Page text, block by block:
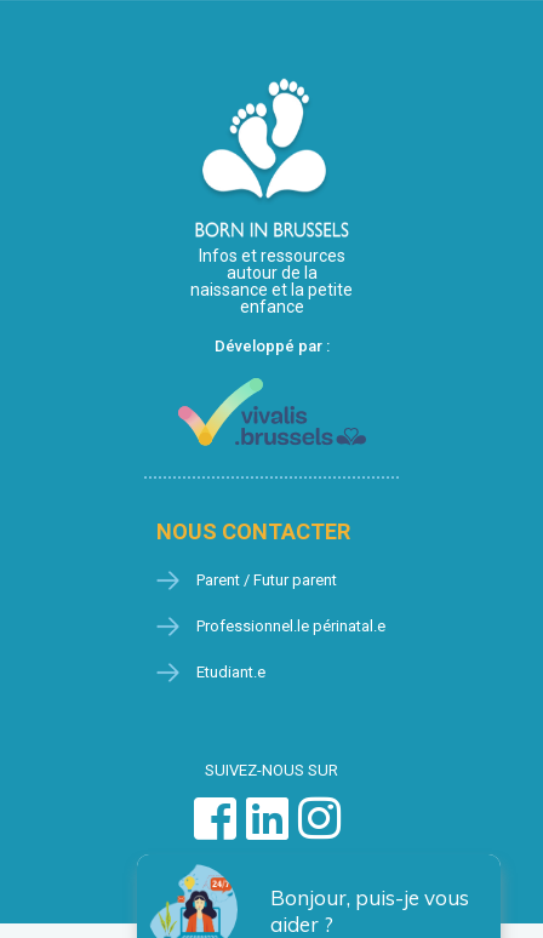
Infos et ressources
autour de la
naissance et la petite
enfance
Développé par :
NOUS CONTACTER
Parent / Futur parent
Professionnel.le périnatal.e
Etudiant.e
SUIVEZ-NOUS SUR
Bonjour, puis-je vous
aider ?